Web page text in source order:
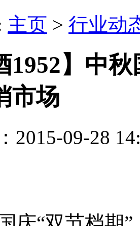
主页 > 行业动
1952】中
市场
2015-09-28